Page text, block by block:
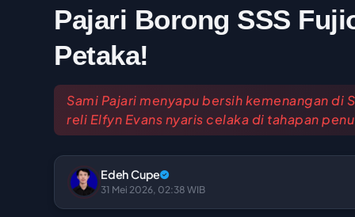
Pajari Borong SSS
Petaka!
Sami Pajari menyapu bersih kemenangan di
reli Elfyn Evans nyaris celaka di tahapan
Edeh Cupe
31 Mei 2026, 02:38 WIB